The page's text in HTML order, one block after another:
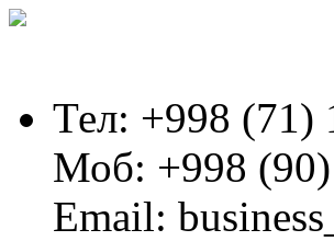
Тел: +998 (71)
Моб: +998
Email: